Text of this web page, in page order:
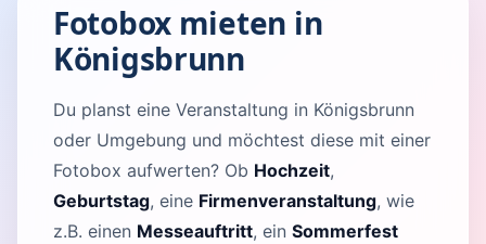
Fotobox mieten in
Königsbrunn
Du planst eine Veranstaltung in Königsbrunn
oder Umgebung und möchtest diese mit einer
Fotobox aufwerten? Ob Hochzeit,
Geburtstag, eine Firmenveranstaltung, wie
z.B. einen Messeauftritt, ein Sommerfest